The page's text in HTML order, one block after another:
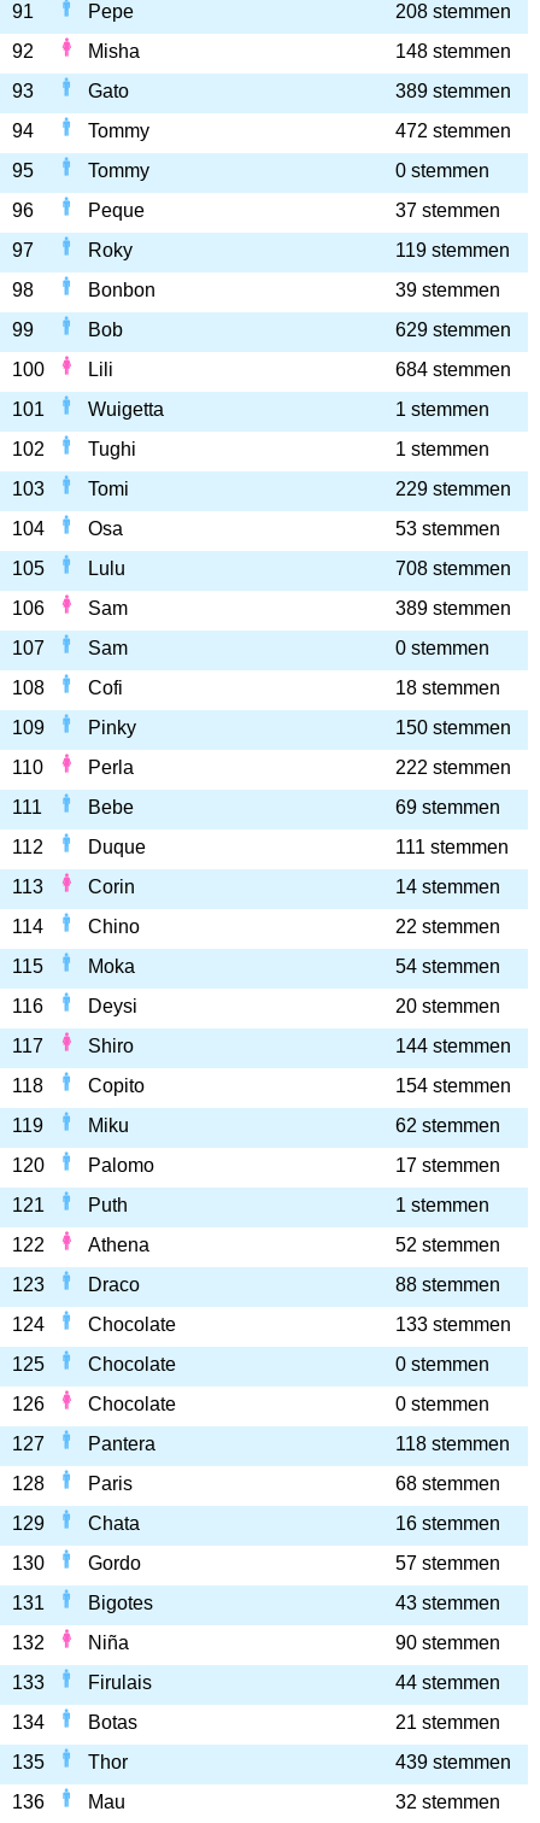
91
Pepe
208 stemmen
92
Misha
148 stemmen
93
Gato
389 stemmen
94
Tommy
472 stemmen
95
Tommy
0 stemmen
96
Peque
37 stemmen
97
Roky
119 stemmen
98
Bonbon
39 stemmen
99
Bob
629 stemmen
100
Lili
684 stemmen
101
Wuigetta
1 stemmen
102
Tughi
1 stemmen
103
Tomi
229 stemmen
104
Osa
53 stemmen
105
Lulu
708 stemmen
106
Sam
389 stemmen
107
Sam
0 stemmen
108
Cofi
18 stemmen
109
Pinky
150 stemmen
110
Perla
222 stemmen
111
Bebe
69 stemmen
112
Duque
111 stemmen
113
Corin
14 stemmen
114
Chino
22 stemmen
115
Moka
54 stemmen
116
Deysi
20 stemmen
117
Shiro
144 stemmen
118
Copito
154 stemmen
119
Miku
62 stemmen
120
Palomo
17 stemmen
121
Puth
1 stemmen
122
Athena
52 stemmen
123
Draco
88 stemmen
124
Chocolate
133 stemmen
125
Chocolate
0 stemmen
126
Chocolate
0 stemmen
127
Pantera
118 stemmen
128
Paris
68 stemmen
129
Chata
16 stemmen
130
Gordo
57 stemmen
131
Bigotes
43 stemmen
132
Niña
90 stemmen
133
Firulais
44 stemmen
134
Botas
21 stemmen
135
Thor
439 stemmen
136
Mau 32 stemmen